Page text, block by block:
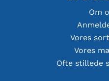
Om
Vores
Vores
Ofte stillede